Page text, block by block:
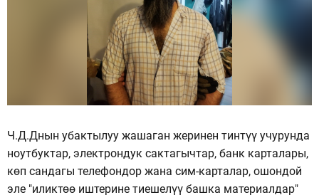
Ч.Д.Днын убактылуу жашаган жеринен тинтүү учурунда
ноутбуктар, электрондук сактагычтар, банк карталары,
көп сандагы телефондор жана сим-карталар, ошондой
эле "иликтөө иштерине тиешелүү башка материалдар"